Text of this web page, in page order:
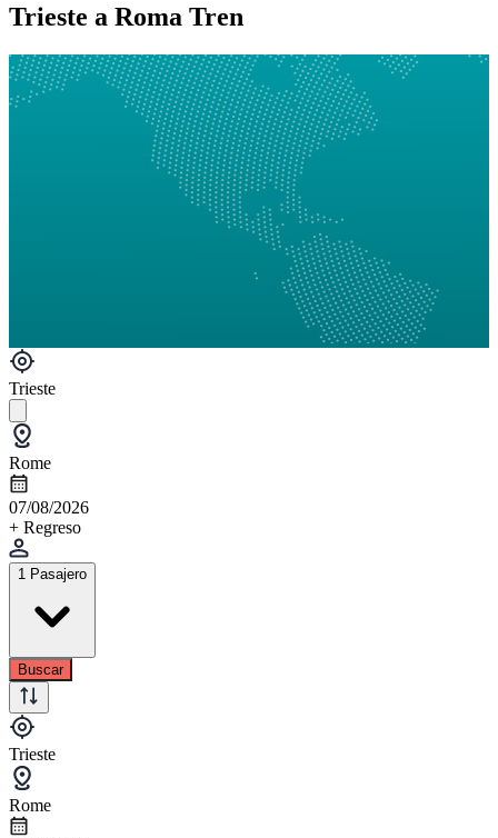
Trieste a Roma Tren
Trieste
Rome
07/08/2026
+ Regreso
1 Pasajero
Buscar
Trieste
Rome